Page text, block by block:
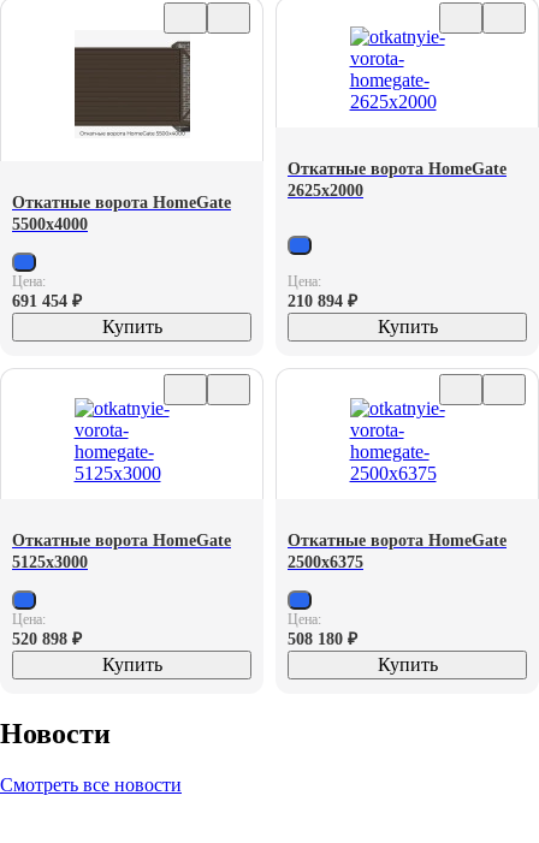
Откатные ворота HomeGate
5500х4000
Цена:
691 454 ₽
Купить
Откатные ворота HomeGate
2625х2000
Цена:
210 894 ₽
Купить
Откатные ворота HomeGate
5125х3000
Цена:
520 898 ₽
Купить
Откатные ворота HomeGate
2500х6375
Цена:
508 180 ₽
Купить
Новости
Смотреть все новости